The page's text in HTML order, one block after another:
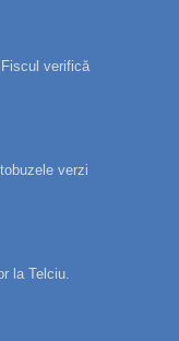
verifică
verzi
la Telciu.